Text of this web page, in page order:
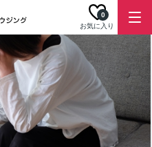
お気に入り
0